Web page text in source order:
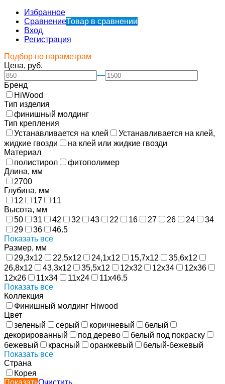
Избранное
СравнениеТовар в сравнении
Вход
Регистрация
Подбор по параметрам
Цена, руб.
—
Бренд
HiWood
Тип изделия
финишный молдинг
Тип крепления
Устанавливается на клей
Устанавливается на клей,
жидкие гвозди
на клей или жидкие гвозди
Материал
полистирол
фитополимер
Длина, мм
2700
Глубина, мм
12
17
11
Высота, мм
50
31 42 32 43 22 16 27 26 24
34
29
36
46.5
Показать все
Размер, мм
29,3х12
22,5х12 24,1х12 15,7х12
35,6х12
26,8х12
43,3х12 35,5х12 12х32 12х34
12х36
12х26
11х34 11х24
11х46.5
Показать все
Коллекция
Финишный молдинг Hiwood
Цвет
зеленый
серый коричневый
белый
декорированный
под дерево
белый под покраску
бежевый
красный оранжевый
белый-бежевый
Показать все
Страна
Корея
ПоказатьОчистить